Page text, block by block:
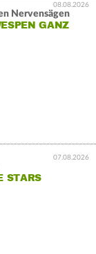
08.08.2026
Nervensägen
GANZ
07.08.2026
STARS